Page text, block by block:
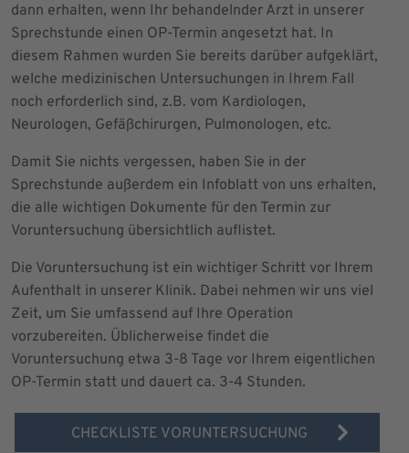
dann erhalten, wenn Ihr behandelnder Arzt in unserer
Sprechstunde einen OP-Termin angesetzt hat. In
diesem Rahmen wurden Sie bereits darüber aufgeklärt,
welche medizinischen Untersuchungen in Ihrem Fall
noch erforderlich sind, z.B. vom Kardiologen,
Neurologen, Gefäßchirurgen, Pulmonologen, etc.
Damit Sie nichts vergessen, haben Sie in der
Sprechstunde außerdem ein Infoblatt von uns erhalten,
die alle wichtigen Dokumente für den Termin zur
Voruntersuchung übersichtlich auflistet.
Die Voruntersuchung ist ein wichtiger Schritt vor Ihrem
Aufenthalt in unserer Klinik. Dabei nehmen wir uns viel
Zeit, um Sie umfassend auf Ihre Operation
vorzubereiten. Üblicherweise findet die
Voruntersuchung etwa 3-8 Tage vor Ihrem eigentlichen
OP-Termin statt und dauert ca. 3-4 Stunden.
CHECKLISTE VORUNTERSUCHUNG